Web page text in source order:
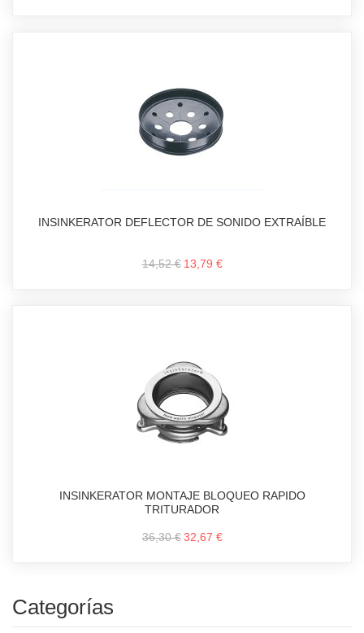
INSINKERATOR DEFLECTOR DE SONIDO EXTRAÍBLE
14,52 € 13,79 €
INSINKERATOR MONTAJE BLOQUEO RAPIDO
TRITURADOR
36,30 € 32,67 €
Categorías